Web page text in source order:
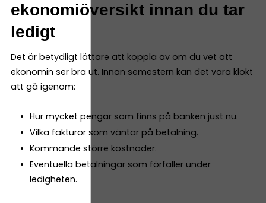
ekonomiöversikt innan du tar
ledigt
Det är betydligt lättare att koppla av om du vet att
ekonomin ser bra ut. Innan semestern kan det vara klokt
att gå igenom:
Hur mycket pengar som finns på banken just nu.
Vilka fakturor som väntar på betalning.
Kommande större kostnader.
Eventuella betalningar som förfaller under
ledigheten.